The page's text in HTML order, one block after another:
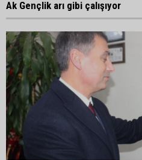
Ak Gençlik arı gibi çalışıyor